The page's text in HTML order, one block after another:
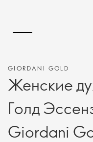
GIORDANI GOLD
Женские
Голд
Giordani